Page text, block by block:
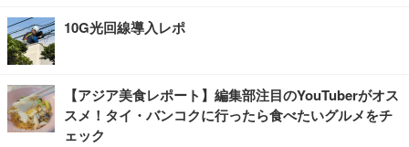
10G光回線導入レポ
【アジア美食レポート】編集部注目のYouTuberがオス
スメ！タイ・バンコクに行ったら食べたいグルメをチ
ェック